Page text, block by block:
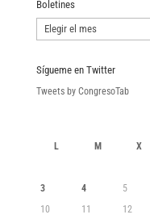
Boletines
Boletines
Sígueme en Twitter
Tweets by CongresoTab
L M X
3
4 5
10
11 12